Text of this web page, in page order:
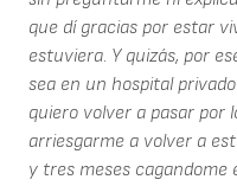
que dí gracias por estar
estuviera. Y quizás, por
sea en un hospital
quiero volver a pasar por
arriesgarme a volver a
y tres meses cagandome